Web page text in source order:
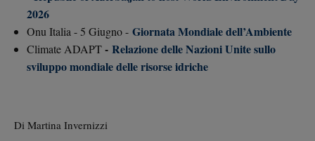
2026
Onu Italia - 5 Giugno - Giornata Mondiale dell’Ambiente
Climate ADAPT- Relazione delle Nazioni Unite sullo
sviluppo mondiale delle risorse idriche
Di Martina Invernizzi